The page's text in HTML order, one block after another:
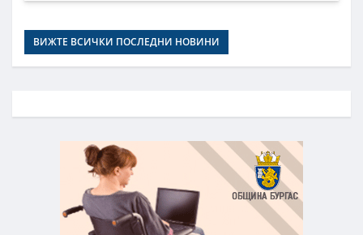
ВИЖТЕ ВСИЧКИ ПОСЛЕДНИ НОВИНИ